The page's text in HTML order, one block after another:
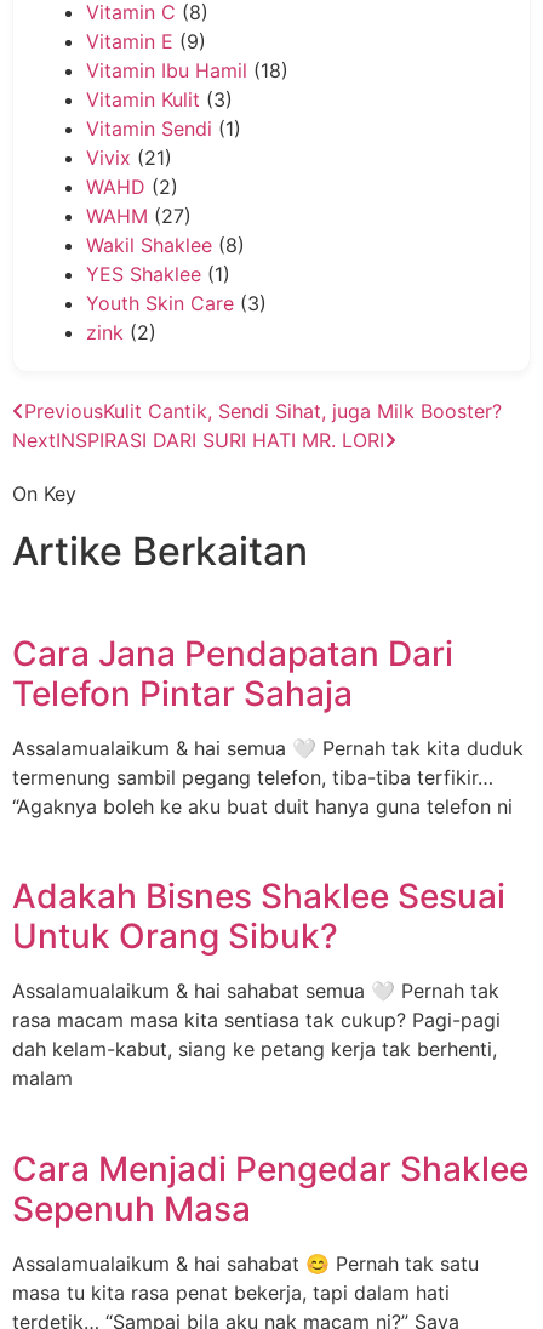
Vitamin C (8)
Vitamin E (9)
Vitamin Ibu Hamil (18)
Vitamin Kulit (3)
Vitamin Sendi (1)
Vivix (21)
WAHD (2)
WAHM (27)
Wakil Shaklee (8)
YES Shaklee (1)
Youth Skin Care (3)
zink (2)
PreviousKulit Cantik, Sendi Sihat, juga Milk Booster?
NextINSPIRASI DARI SURI HATI MR. LORI
On Key
Artike Berkaitan
Cara Jana Pendapatan Dari
Telefon Pintar Sahaja
Assalamualaikum & hai semua 🤍 Pernah tak kita duduk
termenung sambil pegang telefon, tiba-tiba terfikir…
“Agaknya boleh ke aku buat duit hanya guna telefon ni
Adakah Bisnes Shaklee Sesuai
Untuk Orang Sibuk?
Assalamualaikum & hai sahabat semua 🤍 Pernah tak
rasa macam masa kita sentiasa tak cukup? Pagi-pagi
dah kelam-kabut, siang ke petang kerja tak berhenti,
malam
Cara Menjadi Pengedar Shaklee
Sepenuh Masa
Assalamualaikum & hai sahabat 😊 Pernah tak satu
masa tu kita rasa penat bekerja, tapi dalam hati
terdetik… “Sampai bila aku nak macam ni?” Saya